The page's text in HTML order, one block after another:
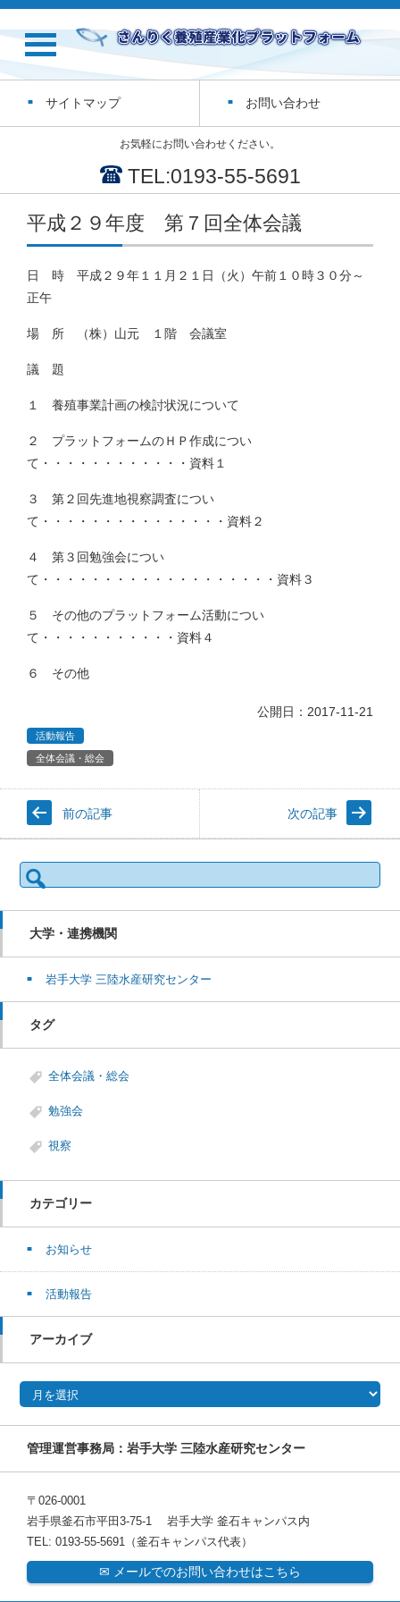
サイトマップ お問い合わせ
お気軽にお問い合わせください。
TEL:0193-55-5691
平成２９年度 第７回全体会議
日 時 平成２９年１１月２１日（火）午前１０時３０分～
正午
場 所 （株）山元 １階 会議室
議 題
１ 養殖事業計画の検討状況について
２ プラットフォームのＨＰ作成につい
て・・・・・・・・・・・・資料１
３ 第２回先進地視察調査につい
て・・・・・・・・・・・・・・・資料２
４ 第３回勉強会につい
て・・・・・・・・・・・・・・・・・・・資料３
５ その他のプラットフォーム活動につい
て・・・・・・・・・・・資料４
６ その他
公開日：2017-11-21
活動報告
全体会議・総会
前の記事 次の記事
検
索:
大学・連携機関
岩手大学 三陸水産研究センター
タグ
全体会議・総会
勉強会
視察
カテゴリー
お知らせ
活動報告
アーカイブ
アーカイブ
管理運営事務局：岩手大学 三陸水産研究センター
〒026-0001
岩手県釜石市平田3-75-1 岩手大学 釜石キャンパス内
TEL: 0193-55-5691（釜石キャンパス代表）
✉ メールでのお問い合わせはこちら